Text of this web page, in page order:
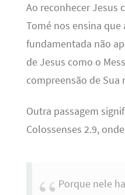
Ao reconhecer Jesus
Tomé nos ensina que
fundamentada não
de Jesus como o
compreensão de Sua
Outra passagem
Colossenses 2.9,
Porque nele